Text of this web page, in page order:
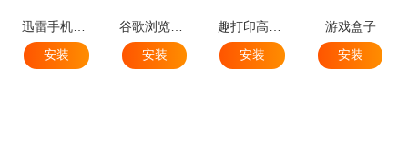
迅雷手机版官方正版
安装
安装
安装
游戏盒子
安装